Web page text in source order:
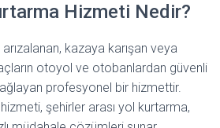
Hizmeti Nedir?
kazaya karışan veya
otoyol ve otobanlardan güvenli
profesyonel bir hizmettir.
şehirler arası yol kurtarma,